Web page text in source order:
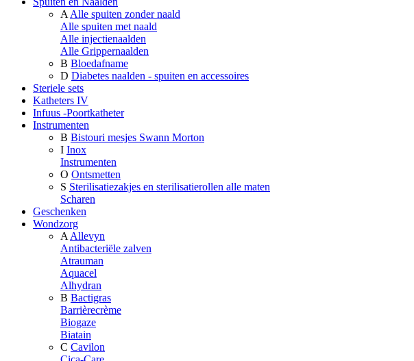
A Alle spuiten zonder naald
Alle spuiten met naald
Alle injectienaalden
Alle Grippernaalden
B Bloedafname
D Diabetes naalden - spuiten en accessoires
Steriele sets
Katheters IV
Infuus -Poortkatheter
Instrumenten
B Bistouri mesjes Swann Morton
I Inox
Instrumenten
O Ontsmetten
S Sterilisatiezakjes en sterilisatierollen alle maten
Scharen
Geschenken
Wondzorg
A Allevyn
Antibacteriële zalven
Atrauman
Aquacel
Alhydran
B Bactigras
Barrièrecrème
Biogaze
Biatain
C Cavilon